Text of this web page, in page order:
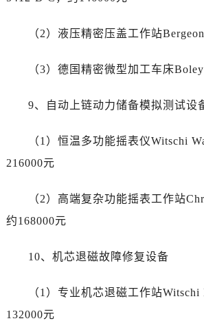
（2）液压精密压盖工作站
（3）德国精密微型加工车床
9、自动上链动力储备模拟测试设
（1）恒温多功能摇表仪Witschi
216000元
（2）高端复杂功能摇表工作站
约168000元
10、机芯退磁故障修复设备
（1）专业机芯退磁工作站Witschi
132000元